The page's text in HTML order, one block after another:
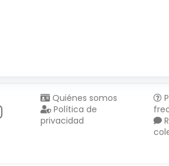
Quiénes somos
Política de
privacidad